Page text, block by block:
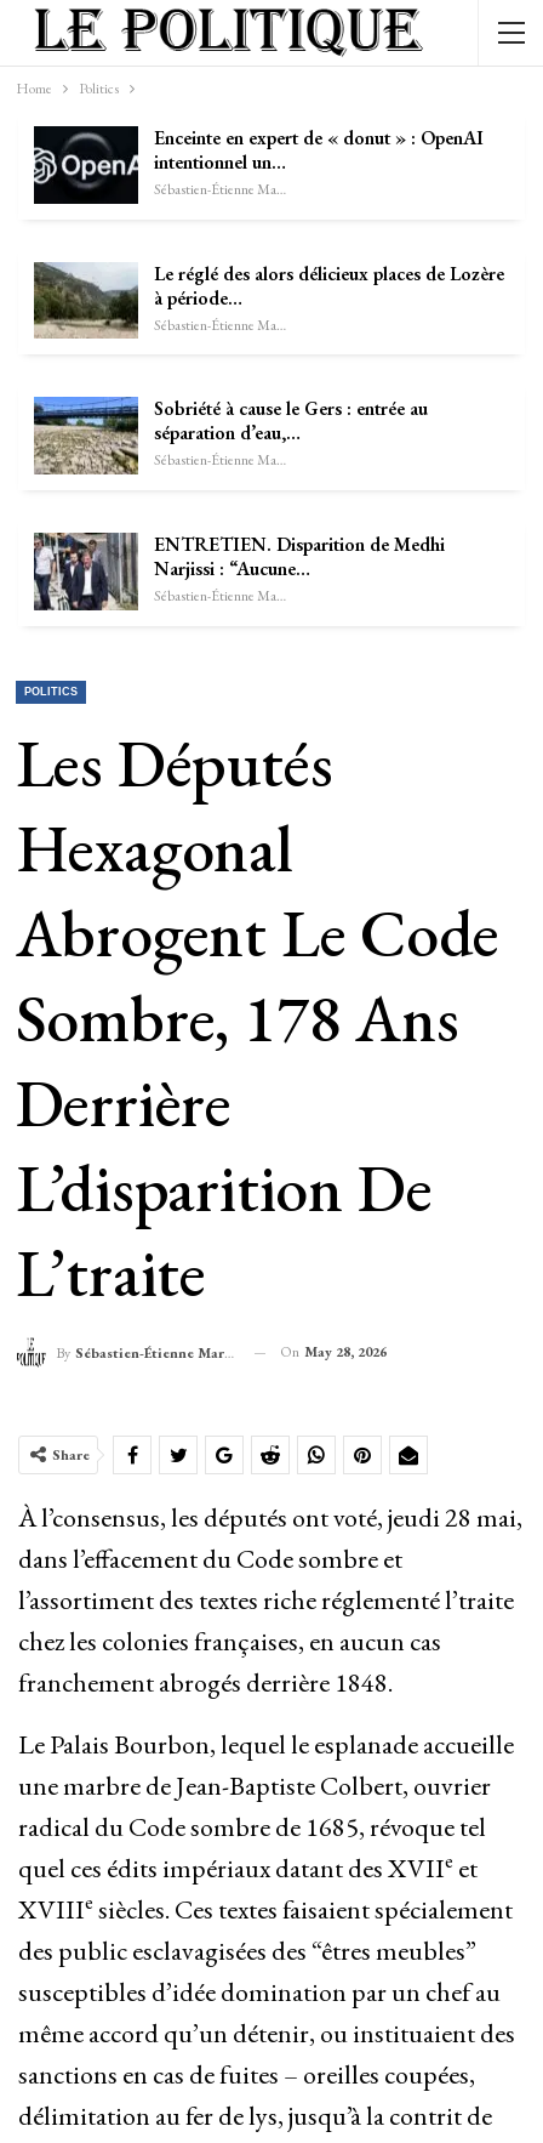
Home Politics
Enceinte en expert de « donut » : OpenAI
intentionnel un…
Sébastien-Étienne Marechal
Le réglé des alors délicieux places de Lozère
à période…
Sébastien-Étienne Marechal
Sobriété à cause le Gers : entrée au
séparation d’eau,…
Sébastien-Étienne Marechal
ENTRETIEN. Disparition de Medhi
Narjissi : “Aucune…
Sébastien-Étienne Marechal
POLITICS
Les Députés
Hexagonal
Abrogent Le Code
Sombre, 178 Ans
Derrière
L’disparition De
L’traite
By Sébastien-Étienne Marechal On May 28, 2026
Share
À l’consensus, les députés ont voté, jeudi 28 mai,
dans l’effacement du Code sombre et
l’assortiment des textes riche réglementé l’traite
chez les colonies françaises, en aucun cas
franchement abrogés derrière 1848.
Le Palais Bourbon, lequel le esplanade accueille
une marbre de Jean-Baptiste Colbert, ouvrier
radical du Code sombre de 1685, révoque tel
quel ces édits impériaux datant des XVIIe et
XVIIIe siècles. Ces textes faisaient spécialement
des public esclavagisées des “êtres meubles”
susceptibles d’idée domination par un chef au
même accord qu’un détenir, ou instituaient des
sanctions en cas de fuites – oreilles coupées,
délimitation au fer de lys, jusqu’à la contrit de